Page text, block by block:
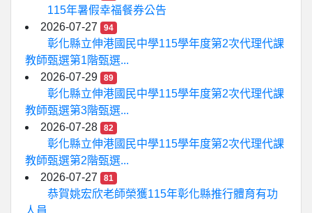
115年暑假幸福餐券公告
2026-07-27
94
彰化縣立伸港國民中學115學年度第2次代理代課
教師甄選第1階甄選...
2026-07-29
89
彰化縣立伸港國民中學115學年度第2次代理代課
教師甄選第3階甄選...
2026-07-28
82
彰化縣立伸港國民中學115學年度第2次代理代課
教師甄選第2階甄選...
2026-07-27
81
恭賀姚宏欣老師榮獲115年彰化縣推行體育有功
人員